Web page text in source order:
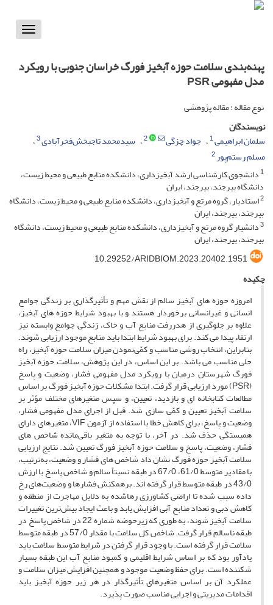
Toggle
پهنه‌بندی سلامت حوزه ‌آبخیز فورگ خراسان جنوبی با رویکرد
مدل مفهومی PSR
نوع مقاله : مقاله پژوهشی
نویسندگان
سلمان ابراهیمی1 جواد چزگی 2 سیدمحمد تاجبخش‌فخرآبادی3
مسلم رستم‌پور2
1دانشجوی کارشناسی ارشد آبخیزداری، دانشکده منابع طبیعی و محیط زیست،
دانشگاه بیرجند، بیرجند، ایران
2استادیار، گروه مرتع و آبخیزداری، دانشکده منابع طبیعی و محیط زیست، دانشگاه
بیرجند، بیرجند، ایران
3دانشیار گروه مرتع و آبخیزداری، دانشکده منابع طبیعی و محیط زیست، دانشگاه
بیرجند، بیرجند، ایران
10.29252/ARIDBIOM.2023.20402.1951
چکیده
امروزه حوزه ­های آبخیز سالم از نقش مهم و تأثیرگذاری بر زندگی جوامع
انسانی و غیرانسانی برخوردار هستند و با بهبود شرایط حوزه ­های آبخیز،
علاوه بر جلوگیری از هدررفت منابع آب ‌و خاک، زندگی جوامع وابسته نیز
ارتقاء پیدا می­ کند. برای بهبود شرایط ابتدا باید منابع موجود ارزیابی شوند.
بنابراین، انتخاب روشی مناسب و کمّی‌نمودن میزان سلامت حوزه ­آبخیز، راه
حلی مناسب می ­باشد. بر این اساس، در این پژوهش، سلامت حوزه ‌آبخیز
فورگ شهرستان درمیان با رویکرد مدل مفهومی فشار، وضعیت و پاسخ
(PSR) مورد ارزیابی قرار گرفت. ابتدا مشکلات حوزه ‌آبخیز فورگ بر اساس
مطالعات کتابخانه ­ای و بازدید، تعیین، و سپس متغیرهای مختلف مؤثر بر
سلامت آبخیز تعیین و کمّی ­سازی شد. قبل از اجرای مدل مفهومی فشار،
وضعیت و پاسخ، برای کاهش خطا با استفاده از آزمون VIF، متغیرهای دارای
همبستگی حذف شد. در آخر، با توجه به متغیر باقی‌مانده شاخص­ های
فشار، وضعیت، پاسخ و سلامت حوزه ‌آبخیز فورگ تعیین شد. نتایج ارزیابی
سلامت آبخیز حوزه فورگ نشان داد شاخص­ های فشار و وضعیت، به‌ترتیب،
با مقادیر متوسط 61/0، 67/0 در طبقه­ نسبتاً سالم و شاخص پاسخ با ارزش
43/0 در طبقه متوسط قرار گرفته­ اند. برهمکنش فشارها و وضعیت‌های رخ
داده سبب شده تا اراضی کشاورزی رهاشده به دلایل مهاجرت از منطقه و
کاهش دبی و تعداد منابع آبی افزایش یابد و باعث ایجاد بیش‌ترین تغییرات
سلامت آبخیز شوند، به طوری که زیرحوضه شماره 22 در شاخص پاسخ در
طبقه ناسالم قرار گرفت. شاخص کل سلامت با مقدار 57/0 در طبقه متوسط
سلامت قرار گرفته است. با وجود قرار گرفتن در شرایط متوسط سلامت باید
یادآور بود که بر اساس شرایط اقلیمی و کمبود منابع آب این طبقه بسیار
شکننده است. برای حفظ وضعیت موجود و همچنین افزایش میزان سلامت و
عملکرد آن بر اساس متغیرهای تأثیرگذار در هر زیر حوزه آبخیز باید
اقدامات مدیریتی و اجرایی مناسب صورت پذیرد.